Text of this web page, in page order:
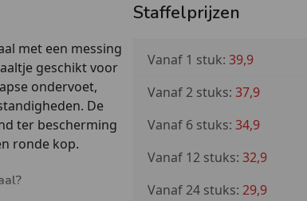
met een messing
geschikt voor
ondervoet,
De
ter bescherming
ronde kop.
Staffelprijzen
Vanaf 1 stuk: 39,9
Vanaf 2 stuks: 37,9
Vanaf 6 stuks: 34,9
Vanaf 12 stuks: 32,9
Vanaf 24 stuks: 29,9